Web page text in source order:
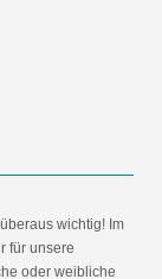
wichtig! Im
für unsere
oder weibliche